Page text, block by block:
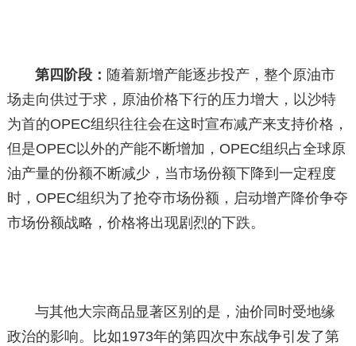
第四阶段： 随着新增产能逐步投产，整个原油市
场走向供过于求，原油价格下行的压力增大，以沙特
为首的OPEC组织往往会在这时宣布减产来支持价格，
但是OPEC以外的产能不断增加，OPEC组织占全球原
油产量的份额不断减少，当市场份额下降到一定程度
时，OPEC组织为了抢夺市场份额，启动增产降价争夺
市场份额战略，价格将出现剧烈的下跌。
与其他大宗商品显著区别的是，油价同时受地缘
政治的影响。比如1973年的第四次中东战争引发了第